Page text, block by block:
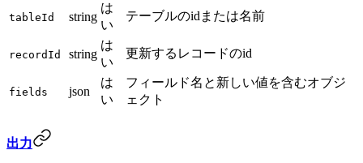
tableId string
は
い
テーブルのidまたは名前
recordId string
は
い
更新するレコードのid
fields json
は
い
フィールド名と新しい値を含むオブジ
ェクト
出力